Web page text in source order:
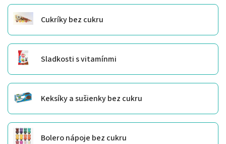
Cukríky bez cukru
Sladkosti s vitamínmi
Keksíky a sušienky bez cukru
Bolero nápoje bez cukru